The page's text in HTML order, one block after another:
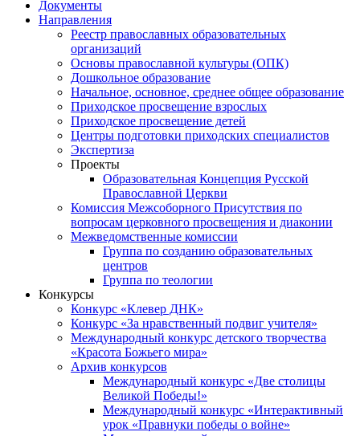
Документы
Направления
Реестр православных образовательных
организаций
Основы православной культуры (ОПК)
Дошкольное образование
Начальное, основное, среднее общее образование
Приходское просвещение взрослых
Приходское просвещение детей
Центры подготовки приходских специалистов
Экспертиза
Проекты
Образовательная Концепция Русской
Православной Церкви
Комиссия Межсоборного Присутствия по
вопросам церковного просвещения и диаконии
Межведомственные комиссии
Группа по созданию образовательных
центров
Группа по теологии
Конкурсы
Конкурс «Клевер ДНК»
Конкурс «За нравственный подвиг учителя»
Международный конкурс детского творчества
«Красота Божьего мира»
Архив конкурсов
Международный конкурс «Две столицы
Великой Победы!»
Международный конкурс «Интерактивный
урок «Правнуки победы о войне»